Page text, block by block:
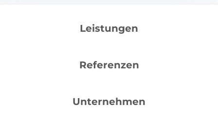
Leistungen
Referenzen
Unternehmen